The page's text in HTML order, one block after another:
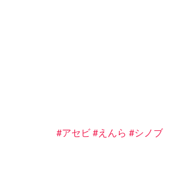
#アセビ#えんら #シノブ